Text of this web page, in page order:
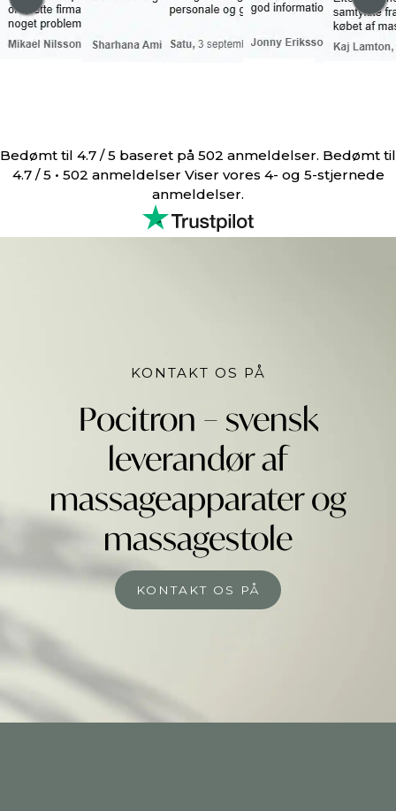
Bedømt til 4.7 / 5 baseret på 502 anmeldelser. Bedømt til
4.7 / 5 • 502 anmeldelser Viser vores 4- og 5-stjernede
anmeldelser.
KONTAKT OS PÅ
Pocitron – svensk
leverandør af
massageapparater og
massagestole
KONTAKT OS PÅ